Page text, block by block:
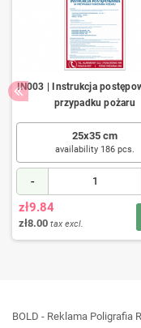
IN003 | Instrukcja
przypadku pożaru
25x35 cm
availability 186 pcs.
-
zł9.84
zł8.00 tax excl.
BOLD - Reklama Poligrafia